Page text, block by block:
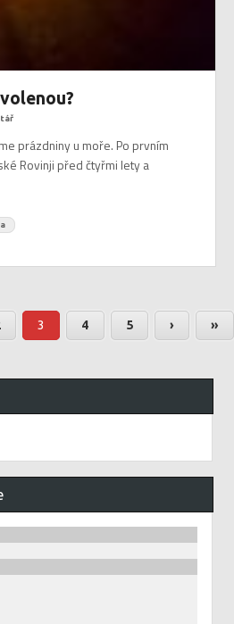
prázdniny u moře. Po prvním
Rovinji před čtyřmi lety a
3 4 5 › »